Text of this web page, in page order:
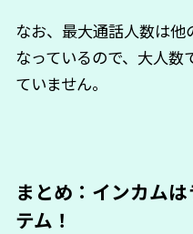
なお、最大通話人数は
なっているので、大人数
ていません。
まとめ：インカム
テム！